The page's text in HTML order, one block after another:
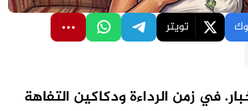
تويتر
في زمن الرداءة ودكاكين التفاهة